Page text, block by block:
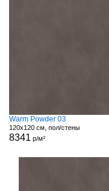
Warm Powder 03
120x120 см, пол/стены
8341 р/м²